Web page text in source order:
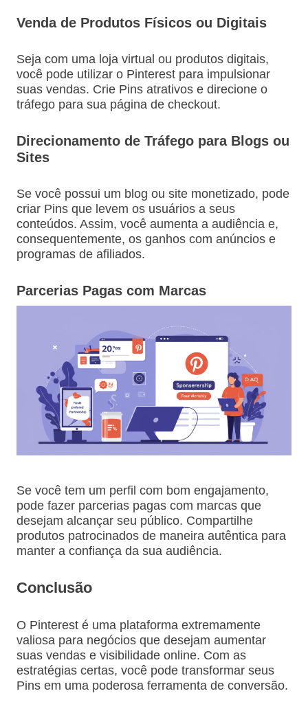
Venda de Produtos Físicos ou Digitais
Seja com uma loja virtual ou produtos digitais,
você pode utilizar o Pinterest para impulsionar
suas vendas. Crie Pins atrativos e direcione o
tráfego para sua página de checkout.
Direcionamento de Tráfego para Blogs ou
Sites
Se você possui um blog ou site monetizado, pode
criar Pins que levem os usuários a seus
conteúdos. Assim, você aumenta a audiência e,
consequentemente, os ganhos com anúncios e
programas de afiliados.
Parcerias Pagas com Marcas
Se você tem um perfil com bom engajamento,
pode fazer parcerias pagas com marcas que
desejam alcançar seu público. Compartilhe
produtos patrocinados de maneira autêntica para
manter a confiança da sua audiência.
Conclusão
O Pinterest é uma plataforma extremamente
valiosa para negócios que desejam aumentar
suas vendas e visibilidade online. Com as
estratégias certas, você pode transformar seus
Pins em uma poderosa ferramenta de conversão.